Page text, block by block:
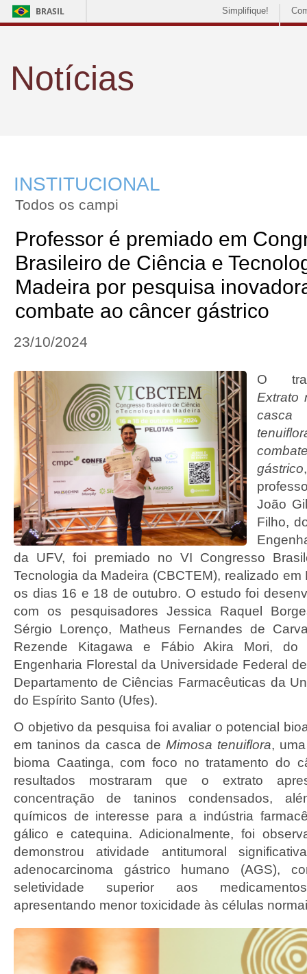
BRASIL Simplifique!
Notícias
INSTITUCIONAL
Todos os campi
Professor é premiado em
Brasileiro de Ciência e
Madeira por pesquisa
combate ao câncer gástrico
23/10/2024
O
Extrato
gástrico
João
Filho,
da UFV, foi premiado no VI Congresso
Tecnologia da Madeira (CBCTEM), realizado em
os dias 16 e 18 de outubro. O estudo foi
com os pesquisadores Jessica Raquel
Sérgio Lorenço, Matheus Fernandes de
Rezende Kitagawa e Fábio Akira Mori, do
Engenharia Florestal da Universidade Federal
Departamento de Ciências Farmacêuticas da
do Espírito Santo (Ufes).
O objetivo da pesquisa foi avaliar o potencial
em taninos da casca de Mimosa tenuiflora,
bioma Caatinga, com foco no tratamento do
resultados mostraram que o extrato
concentração de taninos condensados,
químicos de interesse para a indústria
gálico e catequina. Adicionalmente, foi
demonstrou atividade antitumoral
adenocarcinoma gástrico humano (AGS),
seletividade superior aos
apresentando menor toxicidade às células